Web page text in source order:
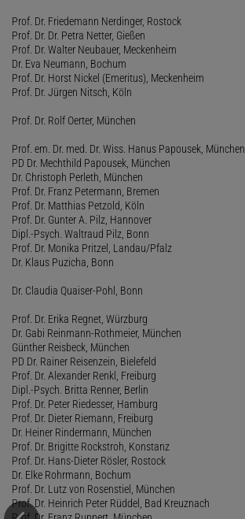
Prof. Dr. Friedemann Nerdinger, Rostock
Prof. Dr. Dr. Petra Netter, Gießen
Prof. Dr. Walter Neubauer, Meckenheim
Dr. Eva Neumann, Bochum
Prof. Dr. Horst Nickel (Emeritus), Meckenheim
Prof. Dr. Jürgen Nitsch, Köln
Prof. Dr. Rolf Oerter, München
Prof. em. Dr. med. Dr. Wiss. Hanus Papousek, München
PD Dr. Mechthild Papousek, München
Dr. Christoph Perleth, München
Prof. Dr. Franz Petermann, Bremen
Prof. Dr. Matthias Petzold, Köln
Prof. Dr. Gunter A. Pilz, Hannover
Dipl.-Psych. Waltraud Pilz, Bonn
Prof. Dr. Monika Pritzel, Landau/Pfalz
Dr. Klaus Puzicha, Bonn
Dr. Claudia Quaiser-Pohl, Bonn
Prof. Dr. Erika Regnet, Würzburg
Dr. Gabi Reinmann-Rothmeier, München
Günther Reisbeck, München
PD Dr. Rainer Reisenzein, Bielefeld
Prof. Dr. Alexander Renkl, Freiburg
Dipl.-Psych. Britta Renner, Berlin
Prof. Dr. Peter Riedesser, Hamburg
Prof. Dr. Dieter Riemann, Freiburg
Dr. Heiner Rindermann, München
Prof. Dr. Brigitte Rockstroh, Konstanz
Prof. Dr. Hans-Dieter Rösler, Rostock
Dr. Elke Rohrmann, Bochum
Prof. Dr. Lutz von Rosenstiel, München
Prof. Dr. Heinrich Peter Rüddel, Bad Kreuznach